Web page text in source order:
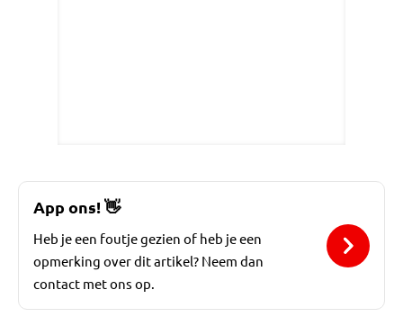
App ons!👋
Heb je een foutje gezien of heb je een
opmerking over dit artikel? Neem dan
contact met ons op.